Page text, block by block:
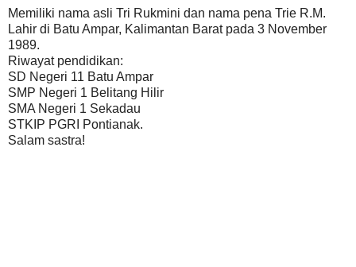
Memiliki nama asli Tri Rukmini dan nama pena Trie R.M.
Lahir di Batu Ampar, Kalimantan Barat pada 3 November
1989.
Riwayat pendidikan:
SD Negeri 11 Batu Ampar
SMP Negeri 1 Belitang Hilir
SMA Negeri 1 Sekadau
STKIP PGRI Pontianak.
Salam sastra!